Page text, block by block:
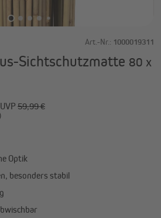
Art.-Nr.: 1000019311
Sichtschutzmatte 80 x
UVP 59,99 €
Optik
besonders stabil